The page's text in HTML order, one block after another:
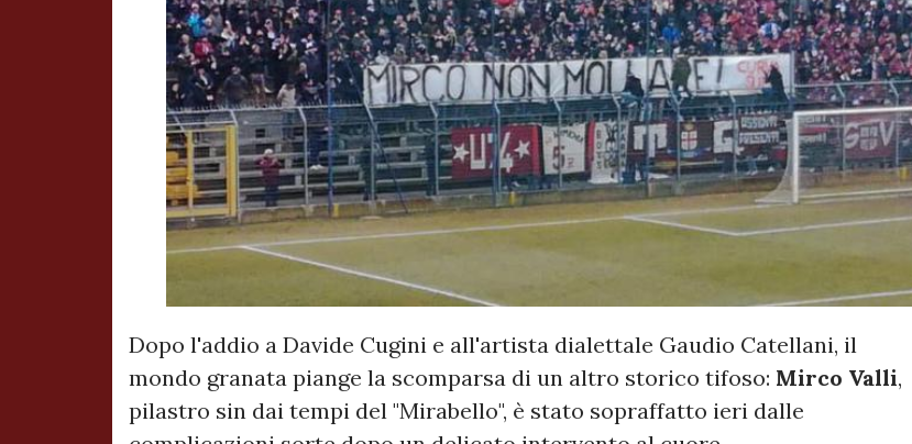
Dopo l'addio a Davide Cugini e all'artista dialettale Gaudio Catellani, il
mondo granata piange la scomparsa di un altro storico tifoso: Mirco Valli,
pilastro sin dai tempi del "Mirabello", è stato sopraffatto ieri dalle